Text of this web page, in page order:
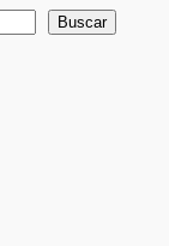
Buscar